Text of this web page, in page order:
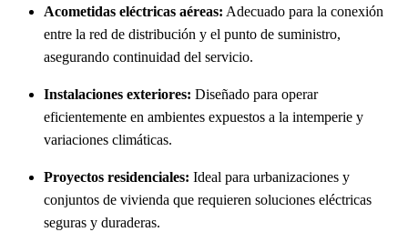
Acometidas eléctricas aéreas: Adecuado para la conexión
entre la red de distribución y el punto de suministro,
asegurando continuidad del servicio.
Instalaciones exteriores: Diseñado para operar
eficientemente en ambientes expuestos a la intemperie y
variaciones climáticas.
Proyectos residenciales: Ideal para urbanizaciones y
conjuntos de vivienda que requieren soluciones eléctricas
seguras y duraderas.